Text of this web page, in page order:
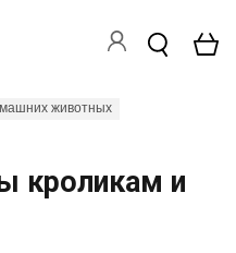
животных
кроликам и